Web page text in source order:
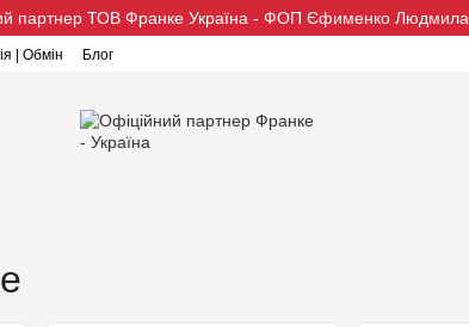
партнер ТОВ Франке Україна - ФОП Єфименко Людмила
| Обмін Блог